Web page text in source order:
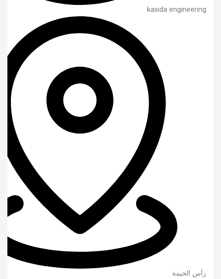
kasida engineering
رأس الخيمة